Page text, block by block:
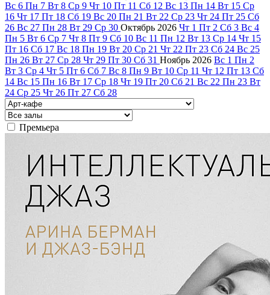
Вс 6 Пн 7 Вт 8 Ср 9 Чт 10 Пт 11 Сб 12 Вс 13 Пн 14 Вт 15 Ср
16 Чт 17 Пт 18 Сб 19 Вс 20 Пн 21 Вт 22 Ср 23 Чт 24 Пт 25 Сб
26 Вс 27 Пн 28 Вт 29 Ср 30 Октябрь 2026 Чт 1 Пт 2 Сб 3 Вс 4
Пн 5 Вт 6 Ср 7 Чт 8 Пт 9 Сб 10 Вс 11 Пн 12 Вт 13 Ср 14 Чт 15
Пт 16 Сб 17 Вс 18 Пн 19 Вт 20 Ср 21 Чт 22 Пт 23 Сб 24 Вс 25
Пн 26 Вт 27 Ср 28 Чт 29 Пт 30 Сб 31 Ноябрь 2026 Вс 1 Пн 2
Вт 3 Ср 4 Чт 5 Пт 6 Сб 7 Вс 8 Пн 9 Вт 10 Ср 11 Чт 12 Пт 13 Сб
14 Вс 15 Пн 16 Вт 17 Ср 18 Чт 19 Пт 20 Сб 21 Вс 22 Пн 23 Вт
24 Ср 25 Чт 26 Пт 27 Сб 28
Премьера